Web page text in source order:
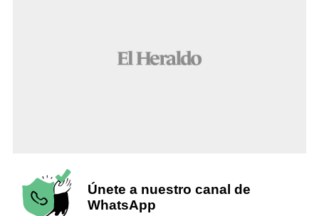
Únete a nuestro canal de
WhatsApp